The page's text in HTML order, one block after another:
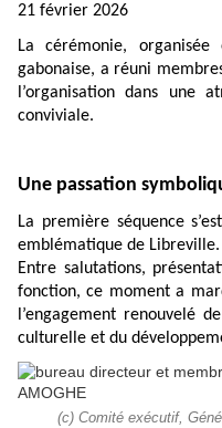
21 février 2026
La cérémonie,
gabonaise, a réuni
l’organisation dans une
conviviale.
Une passation
La première séquence
emblématique de Libreville.
Entre salutations,
fonction, ce moment a
l’engagement renouvelé
culturelle et du
(c) Comité exécutif,